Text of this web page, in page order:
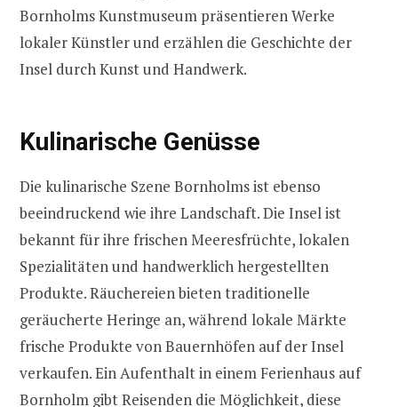
Bornholms Kunstmuseum präsentieren Werke
lokaler Künstler und erzählen die Geschichte der
Insel durch Kunst und Handwerk.
Kulinarische Genüsse
Die kulinarische Szene Bornholms ist ebenso
beeindruckend wie ihre Landschaft. Die Insel ist
bekannt für ihre frischen Meeresfrüchte, lokalen
Spezialitäten und handwerklich hergestellten
Produkte. Räuchereien bieten traditionelle
geräucherte Heringe an, während lokale Märkte
frische Produkte von Bauernhöfen auf der Insel
verkaufen. Ein Aufenthalt in einem Ferienhaus auf
Bornholm gibt Reisenden die Möglichkeit, diese